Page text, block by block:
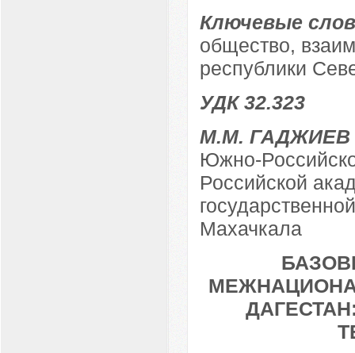
Ключевые
общество,
республики
УДК 32.323
М.М. ГАДЖИЕВ
Южно-
Российской
Махачкала